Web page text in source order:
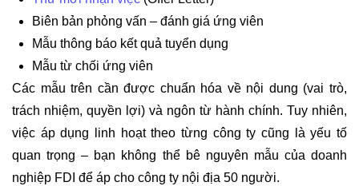
Biên bản phỏng vấn – đánh giá ứng viên
Mẫu thông báo kết quả tuyển dụng
Mẫu từ chối ứng viên
Các mẫu trên cần được chuẩn hóa về nội dung (vai trò,
trách nhiệm, quyền lợi) và ngôn từ hành chính. Tuy nhiên,
việc áp dụng linh hoạt theo từng công ty cũng là yếu tố
quan trọng – bạn không thể bê nguyên mẫu của doanh
nghiệp FDI để áp cho công ty nội địa 50 người.